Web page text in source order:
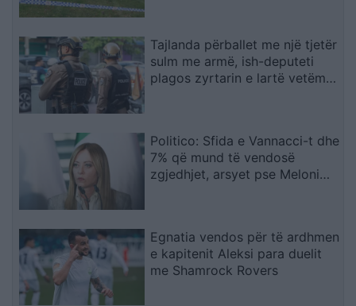
Tajlanda përballet me një tjetër
sulm me armë, ish-deputeti
plagos zyrtarin e lartë vetëm
Politico: Sfida e Vannacci-t dhe
7% që mund të vendosë
zgjedhjet, arsyet pse Meloni
Egnatia vendos për të ardhmen
e kapitenit Aleksi para duelit
me Shamrock Rovers